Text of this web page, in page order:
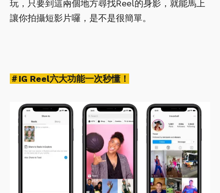
玩，只要到這兩個地方尋找Reel的身影，就能馬上
讓你拍攝短影片囉，是不是很簡單。
＃IG Reel六大功能一次秒懂！